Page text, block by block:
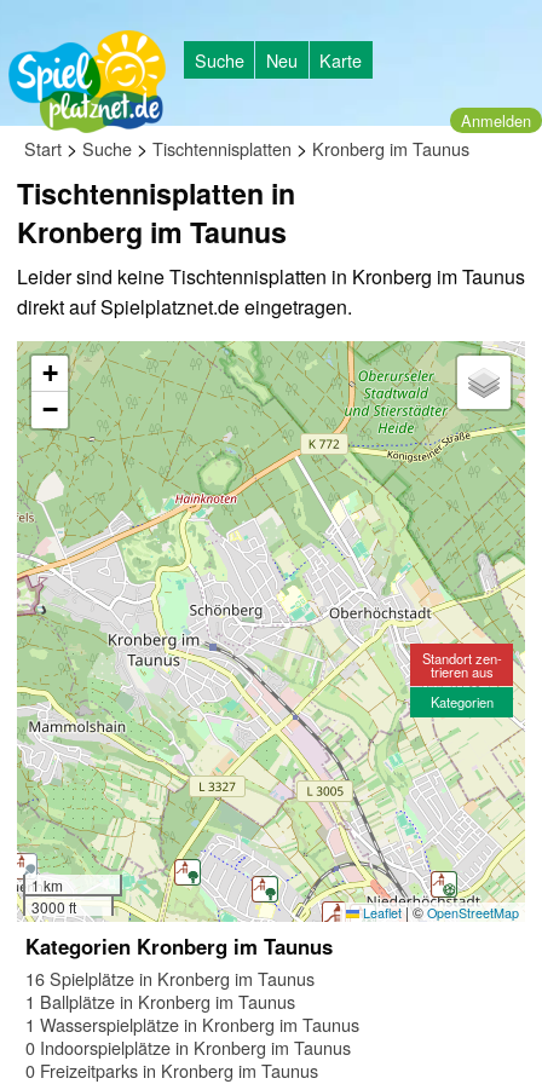
Suche Neu Karte
Anmelden
Start > Suche > Tischtennisplatten > Kronberg im Taunus
Tischtennisplatten in
Kronberg im Taunus
Leider sind keine Tischtennisplatten in Kronberg im Taunus
direkt auf Spielplatznet.de eingetragen.
+
−
1 km
3000 ft
Leaflet |©OpenStreetMap
Standort zen-
trieren aus
Kategorien
Kategorien Kronberg im Taunus
16 Spielplätze in Kronberg im Taunus
1 Ballplätze in Kronberg im Taunus
1 Wasserspielplätze in Kronberg im Taunus
0 Indoorspielplätze in Kronberg im Taunus
0 Freizeitparks in Kronberg im Taunus